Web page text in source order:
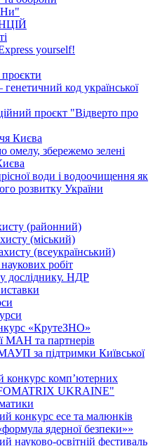
yourself!
генетичний код української
проєкт "Відверто про
Києва
омелу, збережемо зелені
води і водоочищення як
розвитку України
(районний)
(міський)
(всеукраїнський)
робіт
досліднику. НДР
«КрутеЗНО»
МАН та партнерів
за підтримки Київської
конкурс комп’ютерних
UKRAINE"
конкурс есе та малюнків
ядерної безпеки»»
науково-освітній фестиваль